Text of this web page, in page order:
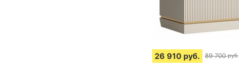
26 910 руб. 89 700 руб.